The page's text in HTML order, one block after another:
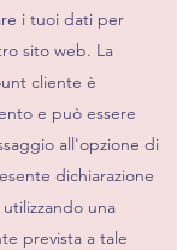
i tuoi dati per
sito web. La
cliente è
e può essere
all'opzione di
dichiarazione
una
prevista a tale